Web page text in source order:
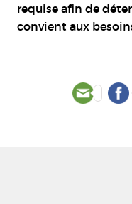
requise afin de
convient aux